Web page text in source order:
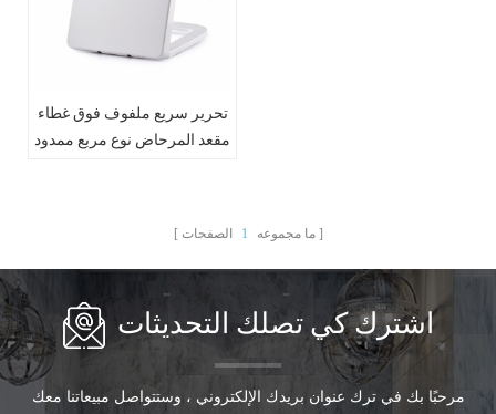
تحرير سريع ملفوف فوق غطاء
مقعد المرحاض نوع مربع ممدود
ما مجموعه 1 الصفحات
اشترك كي تصلك التحديثات
مرحبًا بك في ترك عنوان بريدك الإلكتروني ، وستتواصل مبيعاتنا معك